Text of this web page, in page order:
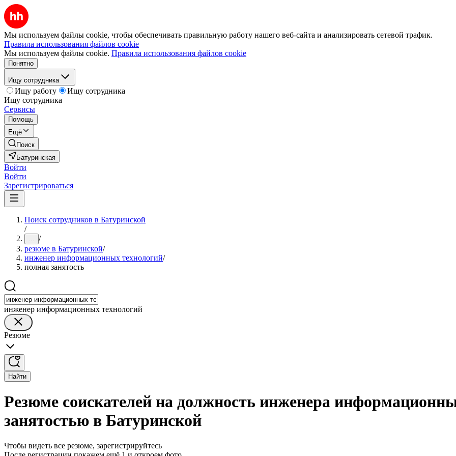
Мы используем файлы cookie, чтобы обеспечивать правильную работу нашего веб-сайта и анализировать сетевой трафик.
Правила использования файлов cookie
Мы используем файлы cookie. Правила использования файлов cookie
Понятно
Ищу сотрудника
Ищу работу
Ищу сотрудника
Ищу сотрудника
Сервисы
Помощь
Ещё
Поиск
Батуринская
Войти
Войти
Зарегистрироваться
Поиск сотрудников в Батуринской
/
... /
резюме в Батуринской/
инженер информационных технологий/
полная занятость
инженер информационных технологий
Резюме
Найти
Резюме соискателей на должность инженера
занятостью в Батуринской
Чтобы видеть все резюме, зарегистрируйтесь